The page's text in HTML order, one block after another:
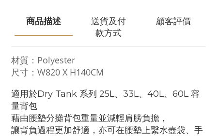
商品描述
送貨及付
款方式
顧客評價
材質：Polyester
尺寸：W820 X H140CM
適用於Dry Tank 系列 25L、33L、40L、60L 容
量背包
藉由腰墊分攤背包重量並減輕肩膀負擔，
讓背負過程更加舒適，亦可在腰墊上繫水壺袋、手